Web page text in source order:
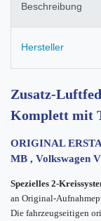
Beschreibung
Hersteller
Zusatz-
Komplett mit
ORIGINAL
MB , Volkswagen
Spezielles 2-
an Original-
Die fahrzeugseitigen